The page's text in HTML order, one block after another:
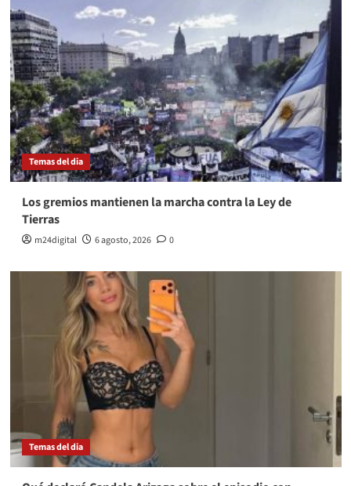
Temas del dia
Los gremios mantienen la marcha contra la Ley de
Tierras
m24digital 6 agosto, 2026 0
Temas del dia